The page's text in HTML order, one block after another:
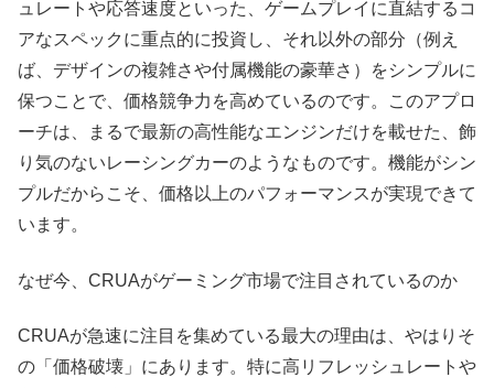
ュレートや応答速度といった、ゲームプレイに直結するコ
アなスペックに重点的に投資し、それ以外の部分（例え
ば、デザインの複雑さや付属機能の豪華さ）をシンプルに
保つことで、価格競争力を高めているのです。このアプロ
ーチは、まるで最新の高性能なエンジンだけを載せた、飾
り気のないレーシングカーのようなものです。機能がシン
プルだからこそ、価格以上のパフォーマンスが実現できて
います。
なぜ今、CRUAがゲーミング市場で注目されているのか
CRUAが急速に注目を集めている最大の理由は、やはりそ
の「価格破壊」にあります。特に高リフレッシュレートや